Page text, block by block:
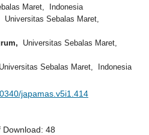
Maret, Indonesia
Universitas Sebalas Maret,
Universitas Sebalas Maret,
Sebalas Maret, Indonesia
japamas.v5i1.414
48